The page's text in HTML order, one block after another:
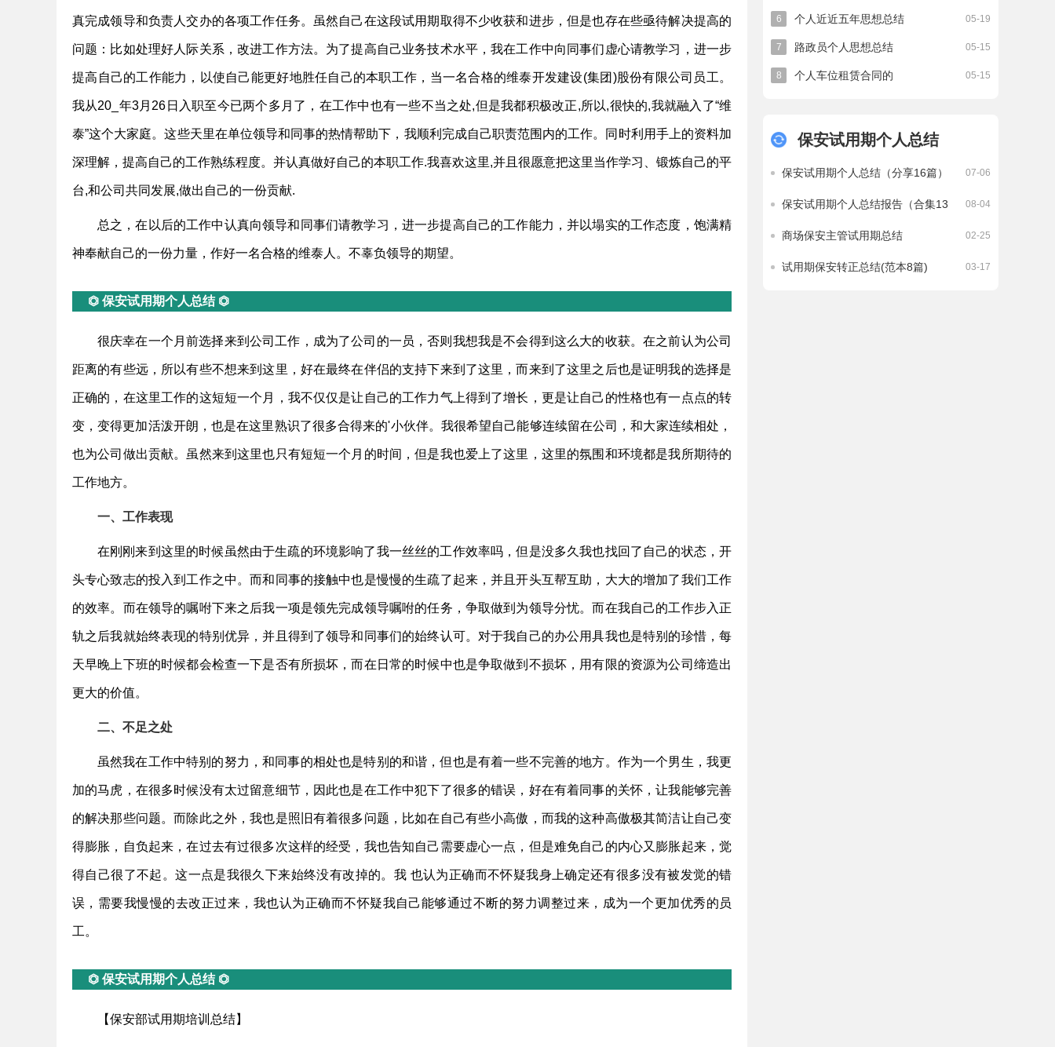
真完成领导和负责人交办的各项工作任务。虽然自己在这段试用期取得不少收获和进步，但是也存在些亟待解决提高的
问题：比如处理好人际关系，改进工作方法。为了提高自己业务技术水平，我在工作中向同事们虚心请教学习，进一步
提高自己的工作能力，以使自己能更好地胜任自己的本职工作，当一名合格的维泰开发建设(集团)股份有限公司员工。
我从20_年3月26日入职至今已两个多月了，在工作中也有一些不当之处,但是我都积极改正,所以,很快的,我就融入了“维
泰”这个大家庭。这些天里在单位领导和同事的热情帮助下，我顺利完成自己职责范围内的工作。同时利用手上的资料加
深理解，提高自己的工作熟练程度。并认真做好自己的本职工作.我喜欢这里,并且很愿意把这里当作学习、锻炼自己的平
台,和公司共同发展,做出自己的一份贡献.
总之，在以后的工作中认真向领导和同事们请教学习，进一步提高自己的工作能力，并以塌实的工作态度，饱满精
神奉献自己的一份力量，作好一名合格的维泰人。不辜负领导的期望。
⏣ 保安试用期个人总结 ⏣
很庆幸在一个月前选择来到公司工作，成为了公司的一员，否则我想我是不会得到这么大的收获。在之前认为公司
距离的有些远，所以有些不想来到这里，好在最终在伴侣的支持下来到了这里，而来到了这里之后也是证明我的选择是
正确的，在这里工作的这短短一个月，我不仅仅是让自己的工作力气上得到了增长，更是让自己的性格也有一点点的转
变，变得更加活泼开朗，也是在这里熟识了很多合得来的'小伙伴。我很希望自己能够连续留在公司，和大家连续相处，
也为公司做出贡献。虽然来到这里也只有短短一个月的时间，但是我也爱上了这里，这里的氛围和环境都是我所期待的
工作地方。
一、工作表现
在刚刚来到这里的时候虽然由于生疏的环境影响了我一丝丝的工作效率吗，但是没多久我也找回了自己的状态，开
头专心致志的投入到工作之中。而和同事的接触中也是慢慢的生疏了起来，并且开头互帮互助，大大的增加了我们工作
的效率。而在领导的嘱咐下来之后我一项是领先完成领导嘱咐的任务，争取做到为领导分忧。而在我自己的工作步入正
轨之后我就始终表现的特别优异，并且得到了领导和同事们的始终认可。对于我自己的办公用具我也是特别的珍惜，每
天早晚上下班的时候都会检查一下是否有所损坏，而在日常的时候中也是争取做到不损坏，用有限的资源为公司缔造出
更大的价值。
二、不足之处
虽然我在工作中特别的努力，和同事的相处也是特别的和谐，但也是有着一些不完善的地方。作为一个男生，我更
加的马虎，在很多时候没有太过留意细节，因此也是在工作中犯下了很多的错误，好在有着同事的关怀，让我能够完善
的解决那些问题。而除此之外，我也是照旧有着很多问题，比如在自己有些小高傲，而我的这种高傲极其简洁让自己变
得膨胀，自负起来，在过去有过很多次这样的经受，我也告知自己需要虚心一点，但是难免自己的内心又膨胀起来，觉
得自己很了不起。这一点是我很久下来始终没有改掉的。我 也认为正确而不怀疑我身上确定还有很多没有被发觉的错
误，需要我慢慢的去改正过来，我也认为正确而不怀疑我自己能够通过不断的努力调整过来，成为一个更加优秀的员
工。
⏣ 保安试用期个人总结 ⏣
【保安部试用期培训总结】
6 个人近近五年思想总结 05-19
7 路政员个人思想总结 05-15
8 个人车位租赁合同的 05-15
保安试用期个人总结
保安试用期个人总结（分享16篇） 07-06
保安试用期个人总结报告（合集13
08-04
商场保安主管试用期总结 02-25
试用期保安转正总结(范本8篇) 03-17